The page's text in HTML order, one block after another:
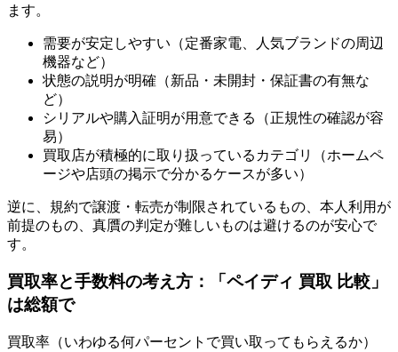
ます。
需要が安定しやすい（定番家電、人気ブランドの周辺
機器など）
状態の説明が明確（新品・未開封・保証書の有無な
ど）
シリアルや購入証明が用意できる（正規性の確認が容
易）
買取店が積極的に取り扱っているカテゴリ（ホームペ
ージや店頭の掲示で分かるケースが多い）
逆に、規約で譲渡・転売が制限されているもの、本人利用が
前提のもの、真贋の判定が難しいものは避けるのが安心で
す。
買取率と手数料の考え方：「ペイディ 買取 比較」
は総額で
買取率（いわゆる何パーセントで買い取ってもらえるか）